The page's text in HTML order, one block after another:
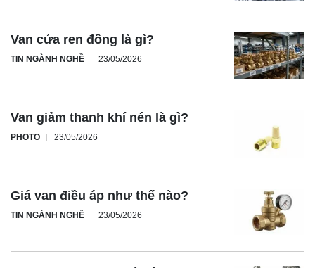
Van cửa ren đồng là gì?
TIN NGÀNH NGHỀ 23/05/2026
Van giảm thanh khí nén là gì?
PHOTO 23/05/2026
Giá van điều áp như thế nào?
TIN NGÀNH NGHỀ 23/05/2026